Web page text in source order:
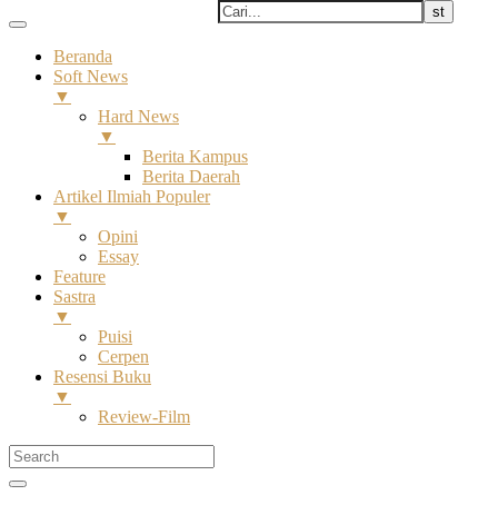
Beranda
Soft News
▼
Hard News
▼
Berita Kampus
Berita Daerah
Artikel Ilmiah Populer
▼
Opini
Essay
Feature
Sastra
▼
Puisi
Cerpen
Resensi Buku
▼
Review-Film